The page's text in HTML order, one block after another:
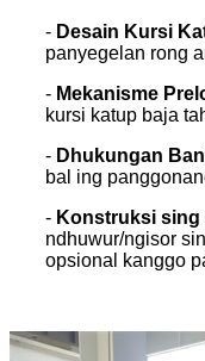
- Desain Kursi
panyegelan rong
- Mekanisme
kursi katup baja
- Dhukungan
bal ing
- Konstruksi sing
ndhuwur/ngisor
opsional kanggo